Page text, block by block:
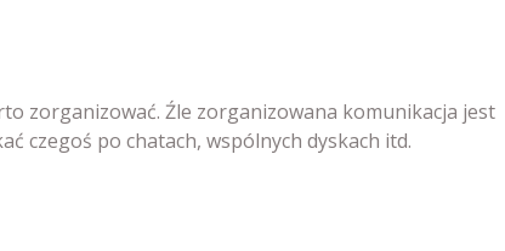
zorganizować. Źle zorganizowana komunikacja jest
czegoś po chatach, wspólnych dyskach itd.